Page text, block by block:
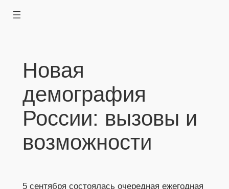
Перейти
Новая
демография
России: вызовы и
возможности
5 сентября состоялась очередная ежегодная